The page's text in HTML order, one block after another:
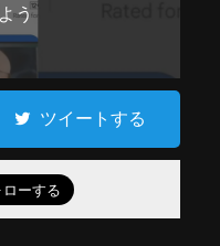
う
ツイートする